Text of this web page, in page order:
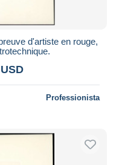
d'artiste en rouge,
Professionista